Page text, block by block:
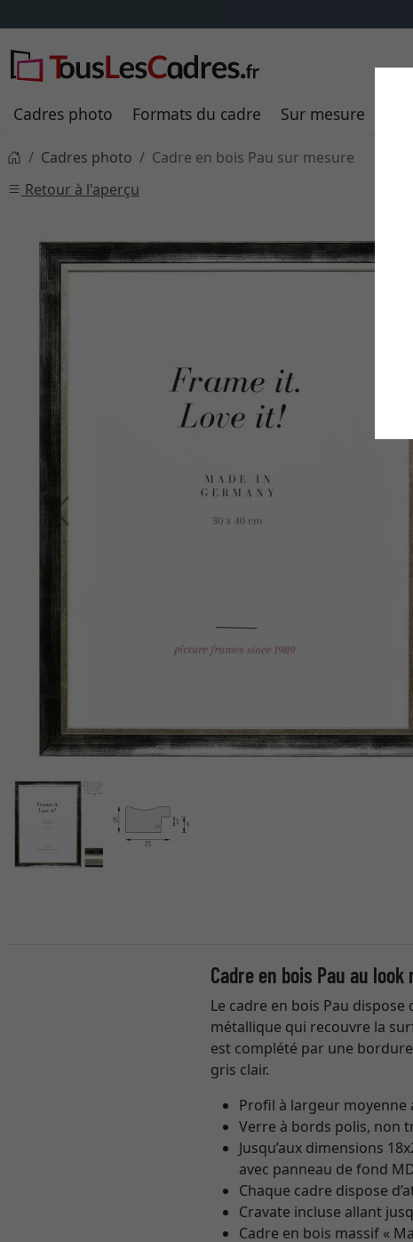
Cadres photo Formats du cadre Sur mesure
Cadres photo
Cadre en bois Pau sur mesure
Retour à l'aperçu
Retour
Cadre en bois Pau au
Le cadre en bois Pau
métallique qui recouvre la
est complété par une
gris clair.
Profil à largeur
Verre à bords polis, non
Jusqu’aux dimensions
avec panneau de fond
Chaque cadre dispose
Cravate incluse allant
Cadre en bois massif «